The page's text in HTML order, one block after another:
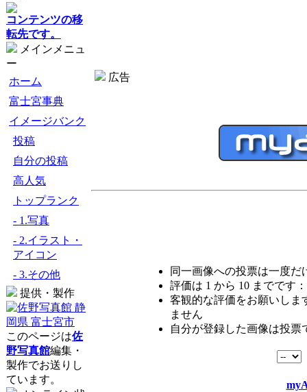
コンテンツの移
転先です。
メインメニュ
ー
ホーム
富士宮事典
イメージバンク
投稿
自分の投稿
高人気
トップランク
- 1.写真
- 2.イラスト・
アイコン
- 3.その他
提供・製作
このページは佐
野写真館編集・
製作でお送りし
ています。
広告
同一画像への投票は一度だ
評価は 1 から 10 までです
客観的な評価をお願いしま
ません
自分が登録した画像は投票